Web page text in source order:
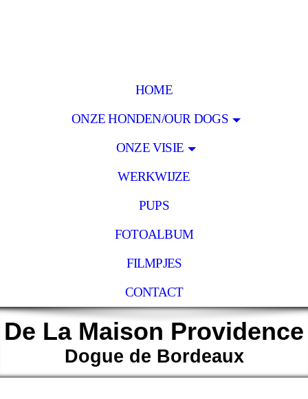
HOME
ONZE HONDEN/OUR DOGS
ONZE VISIE
WERKWIJZE
PUPS
FOTOALBUM
FILMPJES
CONTACT
De La Maison Providence
Dogue de Bordeaux